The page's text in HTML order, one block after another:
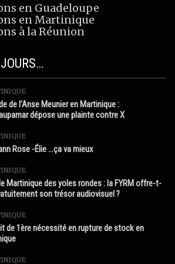
en Guadeloupe
en Martinique
à la Réunion
de l’Anse Meunier en Martinique :
dépose une plainte contre X
Rose -Élie …ça va mieux
Martinique des yoles rondes : la FYRM offre-t-
son trésor audiovisuel ?
de 1ère nécessité en rupture de stock en